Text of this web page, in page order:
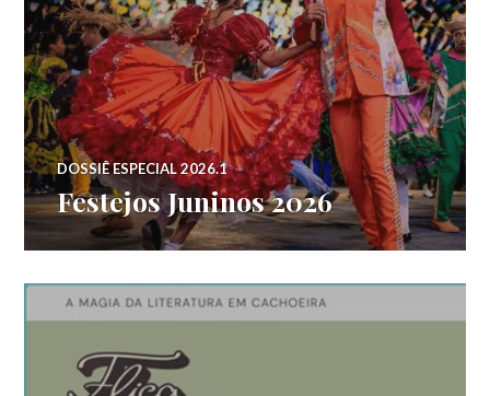
DOSSIÊ ESPECIAL 2026.1
Festejos Juninos 2026